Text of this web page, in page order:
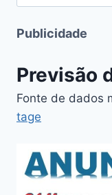
Publicidade
Previsão
Fonte de dados
tage